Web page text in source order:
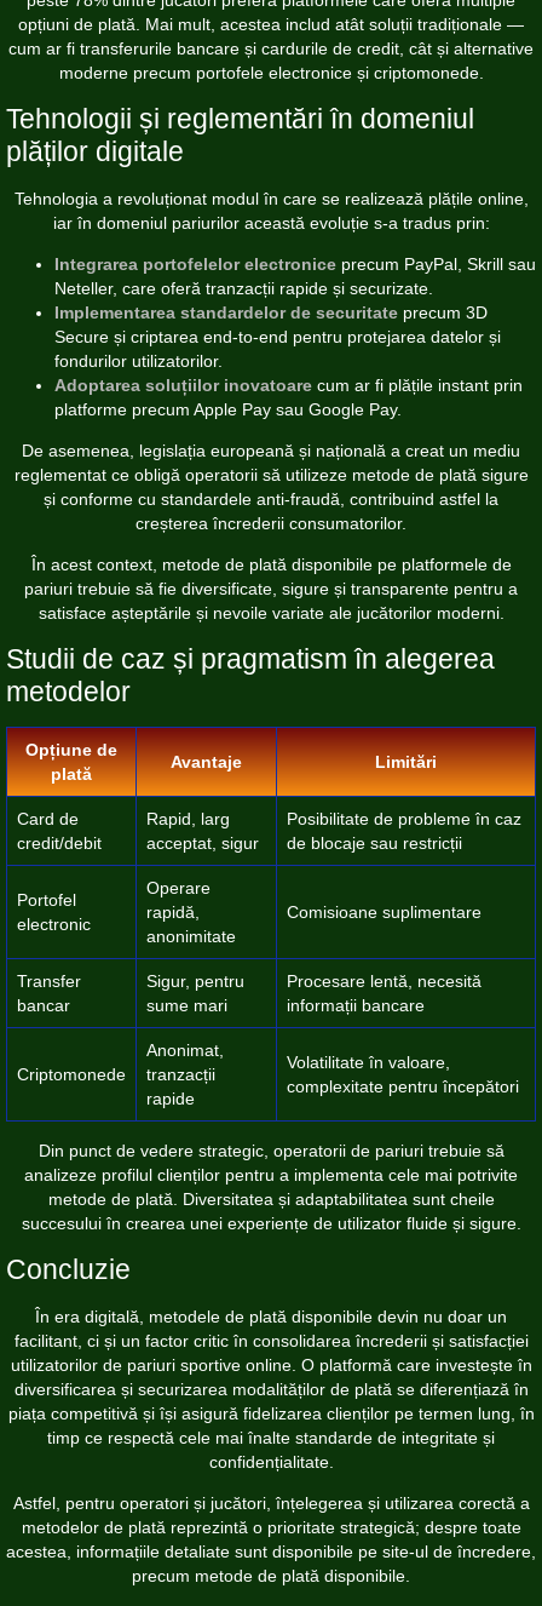
opțiuni de plată. Mai mult, acestea includ atât soluții tradiționale —
cum ar fi transferurile bancare și cardurile de credit, cât și alternative
moderne precum portofele electronice și criptomonede.
Tehnologii și reglementări în domeniul
plăților digitale
Tehnologia a revoluționat modul în care se realizează plățile online,
iar în domeniul pariurilor această evoluție s-a tradus prin:
Integrarea portofelelor electronice precum PayPal, Skrill sau
Neteller, care oferă tranzacții rapide și securizate.
Implementarea standardelor de securitate precum 3D
Secure și criptarea end-to-end pentru protejarea datelor și
fondurilor utilizatorilor.
Adoptarea soluțiilor inovatoare cum ar fi plățile instant prin
platforme precum Apple Pay sau Google Pay.
De asemenea, legislația europeană și națională a creat un mediu
reglementat ce obligă operatorii să utilizeze metode de plată sigure
și conforme cu standardele anti-fraudă, contribuind astfel la
creșterea încrederii consumatorilor.
În acest context, metode de plată disponibilepe platformele de
pariuri trebuie să fie diversificate, sigure și transparente pentru a
satisface așteptările și nevoile variate ale jucătorilor moderni.
Studii de caz și pragmatism în alegerea
metodelor
Opțiune de
plată
Avantaje Limitări
Card de
credit/debit
Rapid, larg
acceptat, sigur
Posibilitate de probleme în caz
de blocaje sau restricții
Portofel
electronic
Operare
rapidă,
anonimitate
Comisioane suplimentare
Transfer
bancar
Sigur, pentru
sume mari
Procesare lentă, necesită
informații bancare
Criptomonede
Anonimat,
tranzacții
rapide
Volatilitate în valoare,
complexitate pentru începători
Din punct de vedere strategic, operatorii de pariuri trebuie să
analizeze profilul clienților pentru a implementa cele mai potrivite
metode de plată. Diversitatea și adaptabilitatea sunt cheile
succesului în crearea unei experiențe de utilizator fluide și sigure.
Concluzie
În era digitală, metodele de plată disponibile devin nu doar un
facilitant, ci și un factor critic în consolidarea încrederii și satisfacției
utilizatorilor de pariuri sportive online. O platformă care investește în
diversificarea și securizarea modalităților de plată se diferențiază în
piața competitivă și își asigură fidelizarea clienților pe termen lung, în
timp ce respectă cele mai înalte standarde de integritate și
confidențialitate.
Astfel, pentru operatori și jucători, înțelegerea și utilizarea corectă a
metodelor de plată reprezintă o prioritate strategică; despre toate
acestea, informațiile detaliate sunt disponibile pe site-ul de încredere,
precum metode de plată disponibile.